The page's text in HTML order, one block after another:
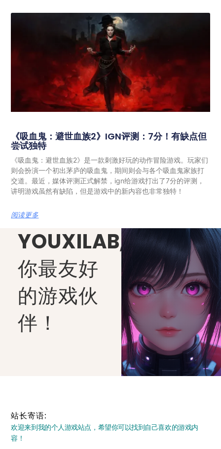
《吸血鬼：避世血族2》IGN评测：7分！有缺点但
尝试独特
《吸血鬼：避世血族2》是一款刺激好玩的动作冒险游戏。玩家们
则会扮演一个初出茅庐的吸血鬼，期间则会与各个吸血鬼家族打
交道。最近，媒体评测正式解禁，ign给游戏打出了7分的评测，
讲明游戏虽然有缺陷，但是游戏中的新内容也非常独特！
阅读更多
YOUXILAB,
你最友好
的游戏伙
伴！
站长寄语:
欢迎来到我的个人游戏站点，希望你可以找到自己喜欢的游戏内
容！